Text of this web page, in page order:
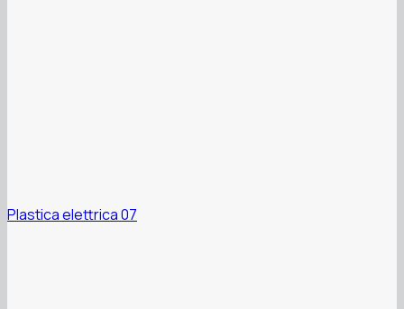
Plastica elettrica 07